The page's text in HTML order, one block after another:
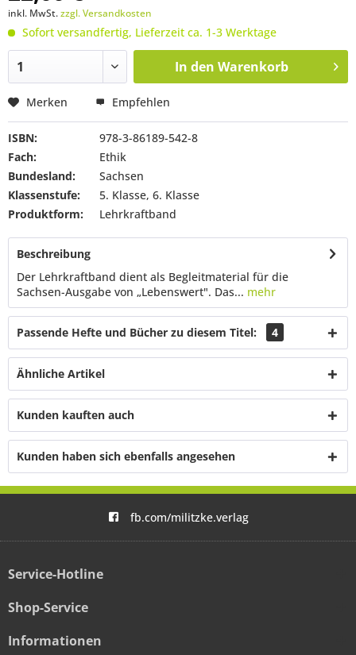
inkl. MwSt.zzgl. Versandkosten
Sofort versandfertig, Lieferzeit ca. 1-3 Werktage
In den Warenkorb
Merken Empfehlen
ISBN:
978-3-86189-542-8
Fach:
Ethik
Bundesland:
Sachsen
Klassenstufe:
5. Klasse, 6. Klasse
Produktform:
Lehrkraftband
Beschreibung
Der Lehrkraftband dient als Begleitmaterial für die
Sachsen-Ausgabe von „Lebenswert". Das... mehr
Passende Hefte und Bücher zu diesem Titel: 4
Ähnliche Artikel
Kunden kauften auch
Kunden haben sich ebenfalls angesehen
fb.com/militzke.verlag
Service-Hotline
Shop-Service
Informationen